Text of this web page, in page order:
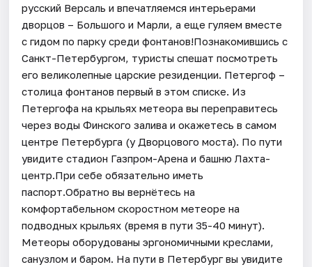
русский Версаль и впечатляемся интерьерами
дворцов – Большого и Марли, а еще гуляем вместе
с гидом по парку среди фонтанов!Познакомившись с
Санкт-Петербургом, туристы спешат посмотреть
его великолепные царские резиденции. Петергоф –
столица фонтанов первый в этом списке. Из
Петергофа на крыльях метеора вы переправитесь
через воды Финского залива и окажетесь в самом
центре Петербурга (у Дворцового моста). По пути
увидите стадион Газпром-Арена и башню Лахта-
центр.При себе обязательно иметь
паспорт.Обратно вы вернётесь на
комфортабельном скоростном метеоре на
подводных крыльях (время в пути 35-40 минут).
Метеоры оборудованы эргономичными креслами,
санузлом и баром. На пути в Петербург вы увидите